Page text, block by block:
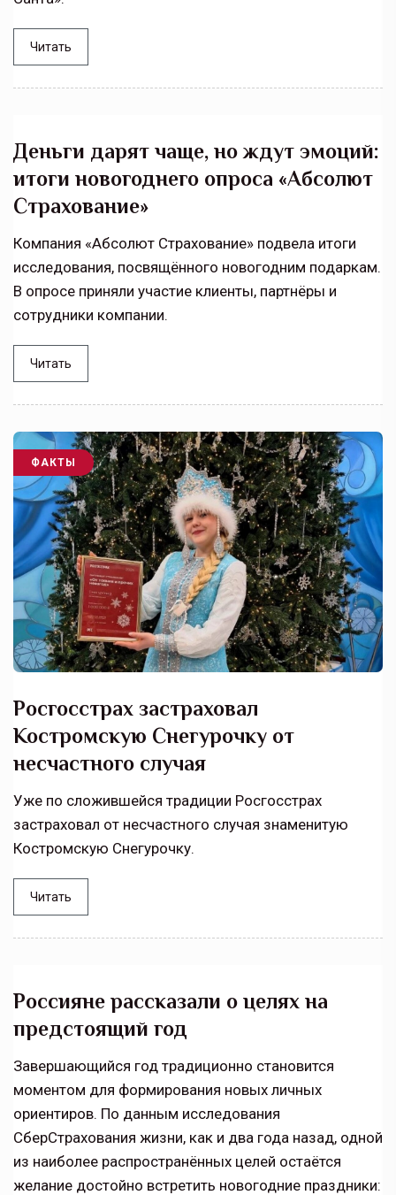
Читать
Деньги дарят чаще, но ждут эмоций:
итоги новогоднего опроса «Абсолют
Страхование»
Компания «Абсолют Страхование» подвела итоги
исследования, посвящённого новогодним подаркам.
В опросе приняли участие клиенты, партнёры и
сотрудники компании.
Читать
ФАКТЫ
Росгосстрах застраховал
Костромскую Снегурочку от
несчастного случая
Уже по сложившейся традиции Росгосстрах
застраховал от несчастного случая знаменитую
Костромскую Снегурочку.
Читать
Россияне рассказали о целях на
предстоящий год
Завершающийся год традиционно становится
моментом для формирования новых личных
ориентиров. По данным исследования
СберСтрахования жизни, как и два года назад, одной
из наиболее распространённых целей остаётся
желание достойно встретить новогодние праздники: